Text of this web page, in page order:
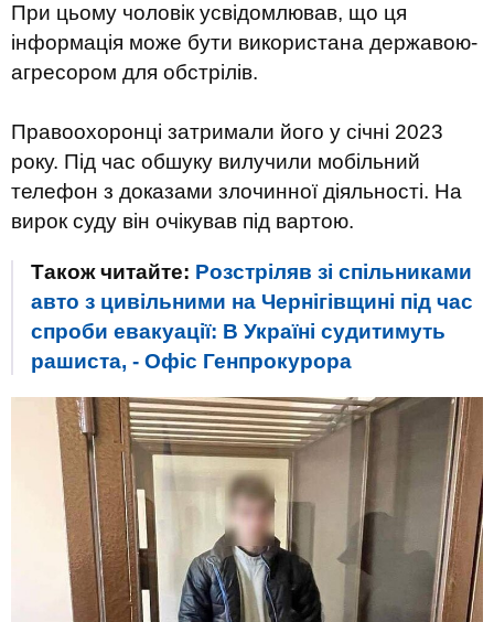
При цьому чоловік усвідомлював, що ця
інформація може бути використана державою-
агресором для обстрілів.
Правоохоронці затримали його у січні 2023
року. Під час обшуку вилучили мобільний
телефон з доказами злочинної діяльності. На
вирок суду він очікував під вартою.
Також читайте: Розстріляв зі спільниками
авто з цивільними на Чернігівщині під час
спроби евакуації: В Україні судитимуть
рашиста, - Офіс Генпрокурора